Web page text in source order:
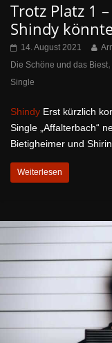
Trotz Platz 1
Shindy
14. August 2021
Die Schöne und das Biest,
Single
Shindy Erst kürzlich
Single „Affalterbach“
Bietigheimer und Shirin
Weiterlesen